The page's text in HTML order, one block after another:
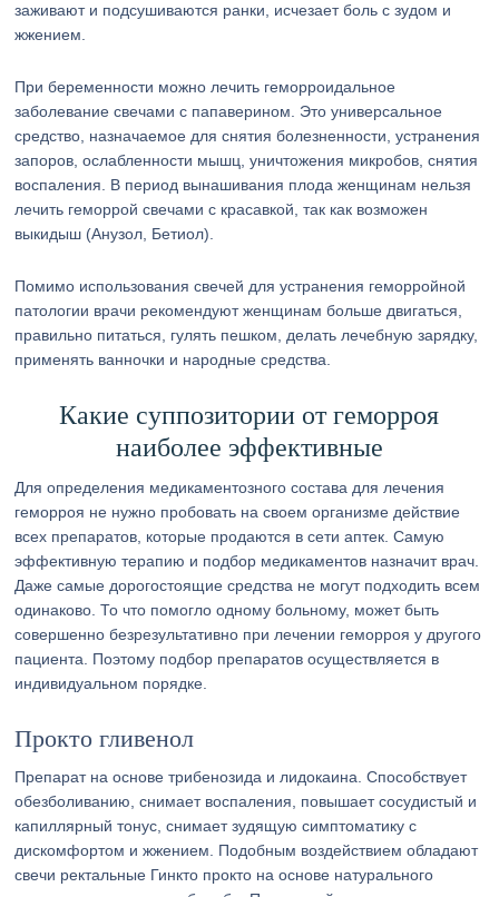
заживают и подсушиваются ранки, исчезает боль с зудом и
жжением.
При беременности можно лечить геморроидальное
заболевание свечами с папаверином. Это универсальное
средство, назначаемое для снятия болезненности, устранения
запоров, ослабленности мышц, уничтожения микробов, снятия
воспаления. В период вынашивания плода женщинам нельзя
лечить геморрой свечами с красавкой, так как возможен
выкидыш (Анузол, Бетиол).
Помимо использования свечей для устранения геморройной
патологии врачи рекомендуют женщинам больше двигаться,
правильно питаться, гулять пешком, делать лечебную зарядку,
применять ванночки и народные средства.
Какие суппозитории от геморроя
наиболее эффективные
Для определения медикаментозного состава для лечения
геморроя не нужно пробовать на своем организме действие
всех препаратов, которые продаются в сети аптек. Самую
эффективную терапию и подбор медикаментов назначит врач.
Даже самые дорогостоящие средства не могут подходить всем
одинаково. То что помогло одному больному, может быть
совершенно безрезультативно при лечении геморроя у другого
пациента. Поэтому подбор препаратов осуществляется в
индивидуальном порядке.
Прокто гливенол
Препарат на основе трибенозида и лидокаина. Способствует
обезболиванию, снимает воспаления, повышает сосудистый и
капиллярный тонус, снимает зудящую симптоматику с
дискомфортом и жжением. Подобным воздействием обладают
свечи ректальные Гинкто прокто на основе натурального